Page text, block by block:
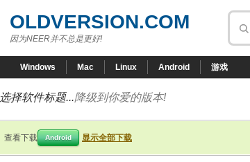
OLDVERSION.COM
因为NEER并不总是更好!
Windows Mac Linux Android 游戏
选择软件标题...降级到你爱的版本!
查看下载 Android 显示全部下载